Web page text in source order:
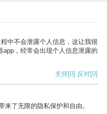
中不会泄露个人信息，这让我很
，经常会出现个人信息泄露的
支持[0] 反对[0]
了无限的隐私保护和自由。